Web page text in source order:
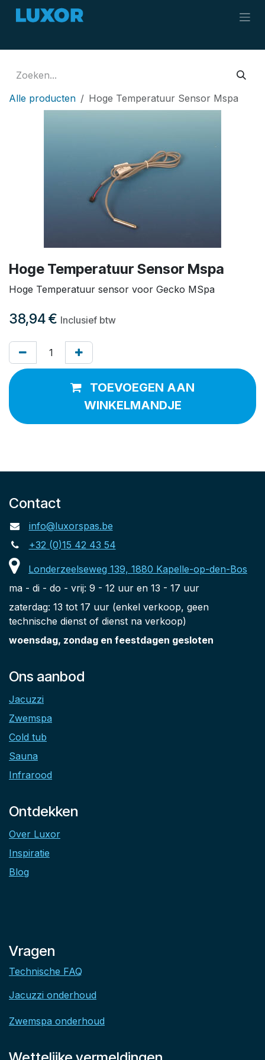
Overslaan naar inhoud
Alle producten Hoge Temperatuur Sensor Mspa
Hoge Temperatuur Sensor Mspa
Hoge Temperatuur sensor voor Gecko MSpa
38,94€ Inclusief btw
TOEVOEGEN AAN
WINKELMANDJE
Contact
info@luxorspas.be
+32 (0)15 42 43 54
Londerzeelseweg 139, 1880 Kapelle-op-den-Bos
ma - di - do - vrij: 9 - 12 uur en 13 - 17 uur
zaterdag: 13 tot 17 uur (enkel verkoop, geen
technische dienst of dienst na verkoop)
woensdag, zondag en feestdagen gesloten
Ons aanbod
Jacuzzi
Zwemspa
Cold tub
Sauna
Infrarood
Ontdekken
Over Luxor
Inspiratie
Blog
Vragen
Technische FAQ
Jacuzzi onderhoud
Zwemspa onderhoud